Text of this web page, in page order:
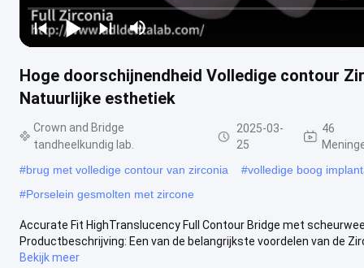
Hoge doorschijnendheid Volledige contour
Natuurlijke esthetiek
Crown and Bridge
tandheelkundig lab.
2025-03-
25
46
#brug met volledige contour van zirconia #volledige boog
#Porselein gesmolten met zircone
Accurate Fit HighTranslucency Full Contour Bridge met
Productbeschrijving: Een van de belangrijkste voordelen van de
Bekijk meer